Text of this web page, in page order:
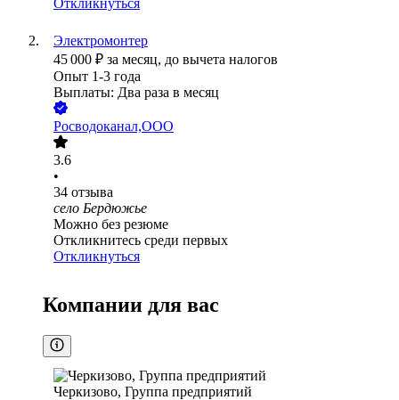
Откликнуться
Электромонтер
45 000 ₽ за месяц, до вычета налогов
Опыт 1-3 года
Выплаты: Два раза в месяц
Росводоканал,ООО
3.6
•
34 отзыва
село Бердюжье
Можно без резюме
Откликнитесь среди первых
Откликнуться
Компании для вас
Черкизово, Группа предприятий